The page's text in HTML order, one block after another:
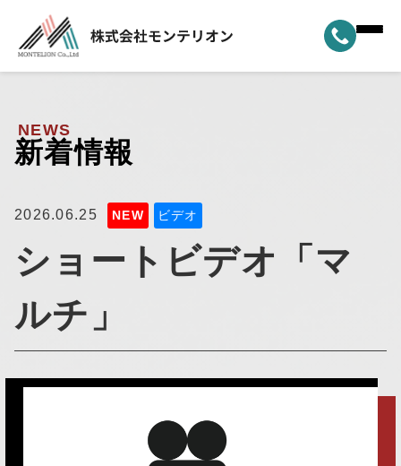
ホーム
選ばれる理由
製品ラインナップ
納車実績
モンテリオンについて
NEWS
新着情報
2026.06.25 NEW ビデオ
ショートビデオ「マ
ルチ」